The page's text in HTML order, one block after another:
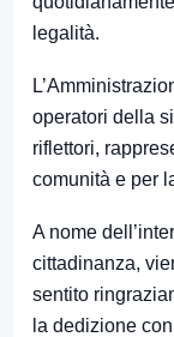
legalità.
operatori della
riflettori,
comunità e per
A nome
cittadinanza,
sentito
la dedizione